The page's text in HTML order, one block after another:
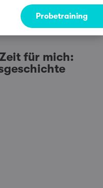
Probetraining
für mich: